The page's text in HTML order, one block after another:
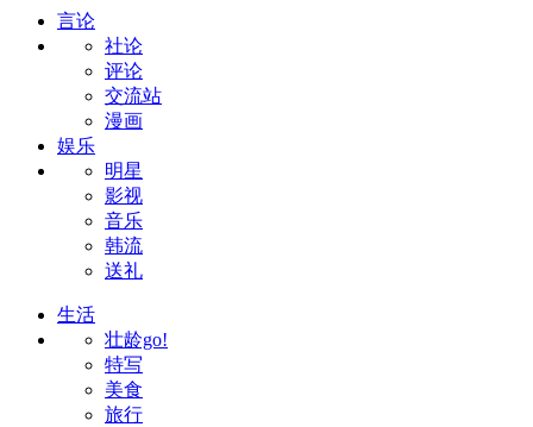
言论
社论
评论
交流站
漫画
娱乐
明星
影视
音乐
韩流
送礼
生活
壮龄go!
特写
美食
旅行